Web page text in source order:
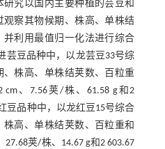
究以国内主要种植的芸豆和
察其物候期、株高、单株结
利用最值归一化法进行综合
芸豆品种中，以龙芸豆33号综
株高、单株结荚数、百粒重
cm、7.56荚/株、61.58 g和2
豆品种中，以龙红豆15号综合
高、单株结荚数、百粒重和
27.68荚/株、14.67 g和2 603.67